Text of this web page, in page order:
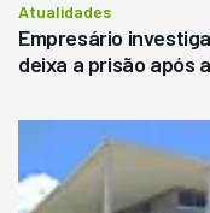
Atualidades
Empresário
deixa a prisão após